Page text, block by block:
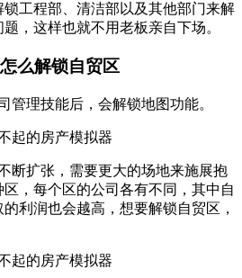
工程部、清洁部以及其他部门来解
，这样也就不用老板亲自下场。
么解锁自贸区
管理技能后，会解锁地图功能。
断扩张，需要更大的场地来施展抱
，每个区的公司各有不同，其中自
利润也会越高，想要解锁自贸区，